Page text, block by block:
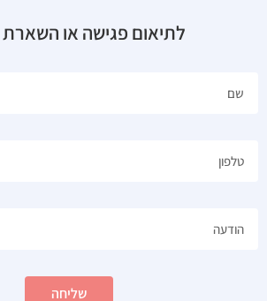
לתיאום פגישה או
שליחה